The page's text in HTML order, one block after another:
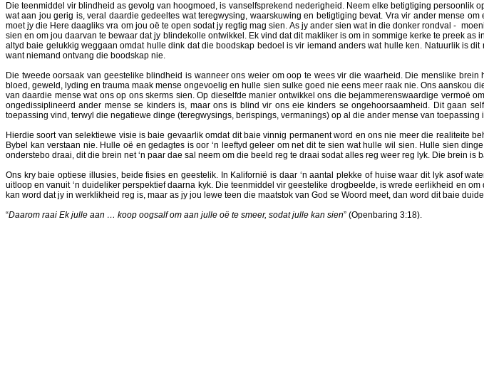
Die teenmiddel vir blindheid as gevolg van hoogmoed, is vanselfsprekend nederigheid. Neem elke betigtiging
wat aan jou gerig is, veral daardie gedeeltes wat teregwysing, waarskuwing en betigtiging bevat. Vra vir ander mense
moet jy die Here daagliks vra om jou oë te open sodat jy regtig mag sien. As jy ander sien wat in die donker rondval -
sien en om jou daarvan te bewaar dat jy blindekolle ontwikkel. Ek vind dat dit makliker is om in sommige kerke te preek
altyd baie gelukkig weggaan omdat hulle dink dat die boodskap bedoel is vir iemand anders wat hulle ken. Natuurlik is
want niemand ontvang die boodskap nie.
Die tweede oorsaak van geestelike blindheid is wanneer ons weier om oop te wees vir die waarheid. Die menslike
bloed, geweld, lyding en trauma maak mense ongevoelig en hulle sien sulke goed nie eens meer raak nie. Ons
van daardie mense wat ons op ons skerms sien. Op dieselfde manier ontwikkel ons die bejammerenswaardige vermoë
ongedissiplineerd ander mense se kinders is, maar ons is blind vir ons eie kinders se ongehoorsaamheid. Dit gaan
toepassing vind, terwyl die negatiewe dinge (teregwysings, berispings, vermanings) op al die ander mense van toepassing
Hierdie soort van selektiewe visie is baie gevaarlik omdat dit baie vinnig permanent word en ons nie meer die realiteite
Bybel kan verstaan nie. Hulle oë en gedagtes is oor ‘n leeftyd geleer om net dit te sien wat hulle wil sien. Hulle sien
onderstebo draai, dit die brein net ‘n paar dae sal neem om die beeld reg te draai sodat alles reg weer reg lyk. Die brein
Ons kry baie optiese illusies, beide fisies en geestelik. In Kalifornië is daar ‘n aantal plekke of huise waar dit lyk asof
uitloop en vanuit ‘n duideliker perspektief daarna kyk. Die teenmiddel vir geestelike drogbeelde, is wrede eerlikheid en
kan word dat jy in werklikheid reg is, maar as jy jou lewe teen die maatstok van God se Woord meet, dan word dit baie
“Daarom raai Ek julle aan … koop oogsalf om aan julle oë te smeer, sodat julle kan sien” (Openbaring 3:18).